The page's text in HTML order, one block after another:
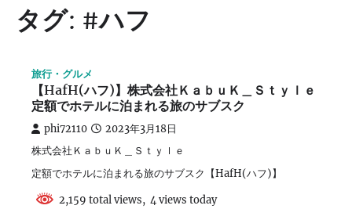
タグ: #ハフ
旅行・グルメ
【HafH(ハフ)】株式会社ＫａｂｕＫ＿Ｓｔｙｌｅ
定額でホテルに泊まれる旅のサブスク
phi72110 2023年3月18日
株式会社ＫａｂｕＫ＿Ｓｔｙｌｅ
定額でホテルに泊まれる旅のサブスク【HafH(ハフ)】
2,159 total views, 4 views today